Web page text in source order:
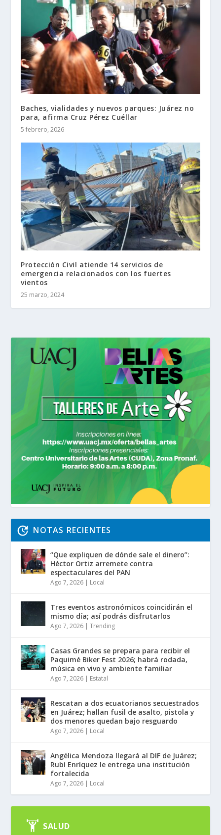
Baches, vialidades y nuevos parques: Juárez no
para, afirma Cruz Pérez Cuéllar
5 febrero, 2026
Protección Civil atiende 14 servicios de
emergencia relacionados con los fuertes
vientos
25 marzo, 2024
NOTAS RECIENTES
“Que expliquen de dónde sale el dinero”:
Héctor Ortiz arremete contra
espectaculares del PAN
Ago 7, 2026 | Local
Tres eventos astronómicos coincidirán el
mismo día; así podrás disfrutarlos
Ago 7, 2026 |Trending
Casas Grandes se prepara para recibir el
Paquimé Biker Fest 2026; habrá rodada,
música en vivo y ambiente familiar
Ago 7, 2026 | Estatal
Rescatan a dos ecuatorianos secuestrados
en Juárez; hallan fusil de asalto, pistola y
dos menores quedan bajo resguardo
Ago 7, 2026 | Local
Angélica Mendoza llegará al DIF de Juárez;
Rubí Enríquez le entrega una institución
fortalecida
Ago 7, 2026 | Local
SALUD